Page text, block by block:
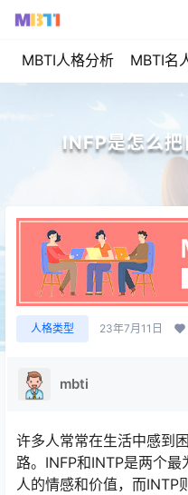
MBTI人格分析 MBTI名
INFP是怎么
人格类型 23年7月11日
mbti
许多人常常在生活中感到
路。INFP和INTP是两个
人的情感和价值，而INTP